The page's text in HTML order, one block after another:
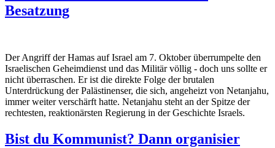
Besatzung
Der Angriff der Hamas auf Israel am 7. Oktober überrumpelte den
Israelischen Geheimdienst und das Militär völlig - doch uns sollte er
nicht überraschen. Er ist die direkte Folge der brutalen
Unterdrückung der Palästinenser, die sich, angeheizt von Netanjahu,
immer weiter verschärft hatte. Netanjahu steht an der Spitze der
rechtesten, reaktionärsten Regierung in der Geschichte Israels.
Bist du Kommunist? Dann organisier